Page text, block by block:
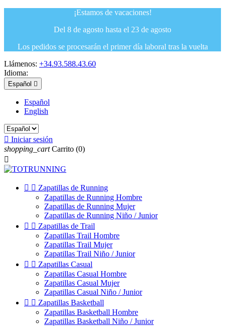
¡Estamos de vacaciones!
Del 8 de agosto hasta el 23 de agosto
Los pedidos se procesarán el primer día laboral tras la vuelta
Llámenos: +34.93.588.43.60
Idioma:
Español 
Español
English
 Iniciar sesión
shopping_cart Carrito (0)

  Zapatillas de Running
Zapatillas de Running Hombre
Zapatillas de Running Mujer
Zapatillas de Running Niño / Junior
  Zapatillas de Trail
Zapatillas Trail Hombre
Zapatillas Trail Mujer
Zapatillas Trail Niño / Junior
  Zapatillas Casual
Zapatillas Casual Hombre
Zapatillas Casual Mujer
Zapatillas Casual Niño / Junior
  Zapatillas Basketball
Zapatillas Basketball Hombre
Zapatillas Basketball Niño / Junior